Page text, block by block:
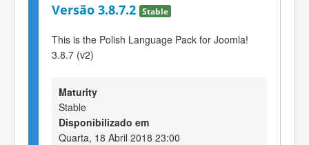
Versão 3.8.7.2 Stable
This is the Polish Language Pack for Joomla!
3.8.7 (v2)
Maturity
Stable
Disponibilizado em
Quarta, 18 Abril 2018 23:00